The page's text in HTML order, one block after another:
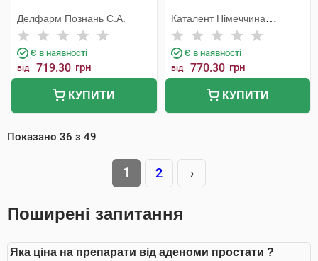
Делфарм Познань С.А.
Є в наявності
від 719.30 грн
КУПИТИ
Каталент Німеччина
Шорндорф ГмбХ
Є в наявності
від 770.30 грн
КУПИТИ
Показано 36 з 49
1 2 ›
Поширені запитання
Яка ціна на препарати від аденоми простати ?